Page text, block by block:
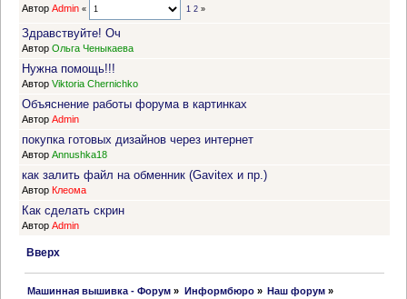
Автор Admin « 1 2»
Здравствуйте! Оч
Автор Ольга Ченыкаева
Нужна помощь!!!
Автор Viktoria Chernichko
Объяснение работы форума в картинках
Автор Admin
покупка готовых дизайнов через интернет
Автор Annushka18
как залить файл на обменник (Gavitex и пр.)
Автор Клеома
Как сделать скрин
Автор Admin
Вверх
Машинная вышивка - Форум » Информбюро» Наш форум »